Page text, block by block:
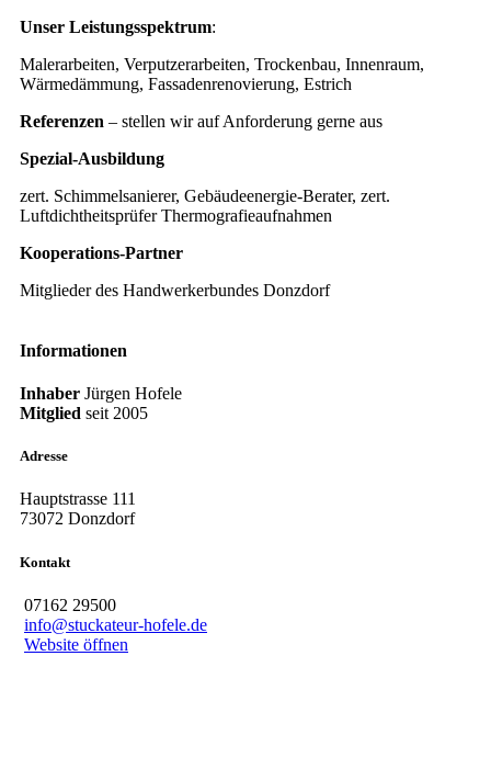
Unser Leistungsspektrum:
Malerarbeiten, Verputzerarbeiten, Trockenbau, Innenraum,
Wärmedämmung, Fassadenrenovierung, Estrich
Referenzen – stellen wir auf Anforderung gerne aus
Spezial-Ausbildung
zert. Schimmelsanierer, Gebäudeenergie-Berater, zert.
Luftdichtheitsprüfer Thermografieaufnahmen
Kooperations-Partner
Mitglieder des Handwerkerbundes Donzdorf
Informationen
Inhaber Jürgen Hofele
Mitglied seit 2005
Adresse
Hauptstrasse 111
73072 Donzdorf
Kontakt
07162 29500
info@stuckateur-hofele.de
Website öffnen